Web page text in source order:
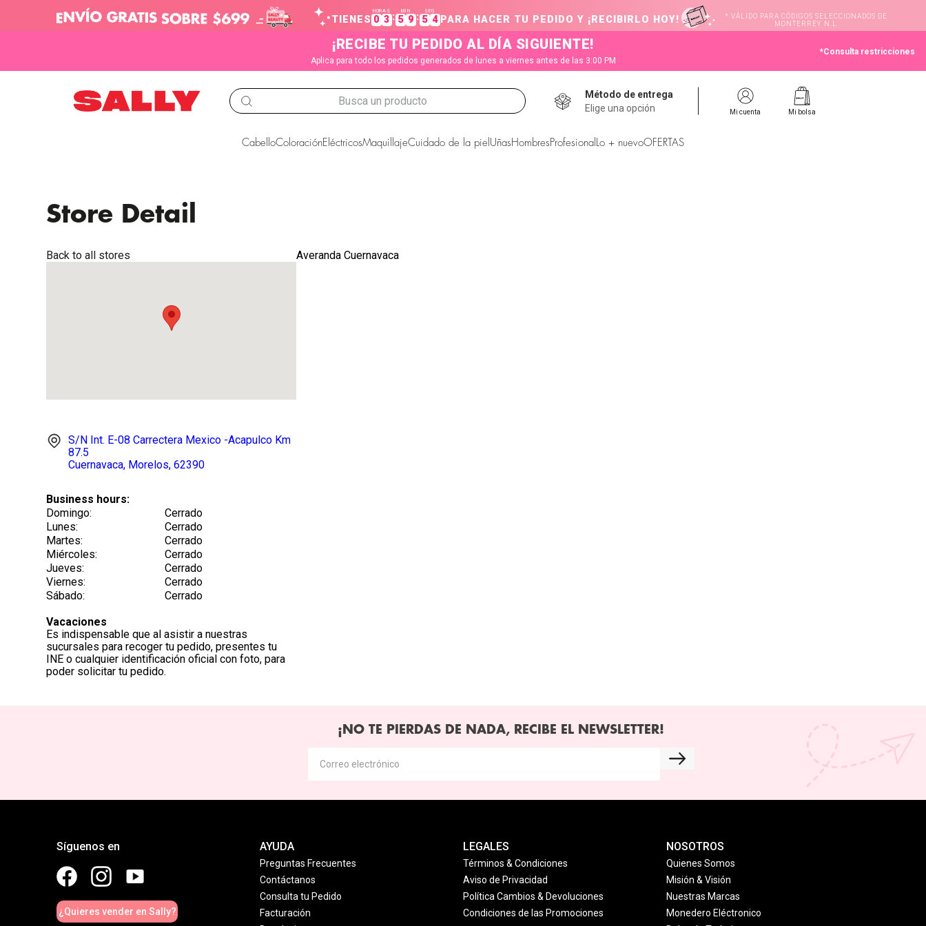
TIENES
HORAS
0 3 :
MIN
5 9 :
SEG
5 4PARA HACER TU PEDIDO Y ¡RECIBIRLO HOY!
* VÁLIDO PARA CÓDIGOS SELECCIONADOS DE
MONTERREY N.L
¡RECIBE TU PEDIDO AL DÍA SIGUIENTE!
Aplica para todo los pedidos generados de lunes a viernes antes de las 3:00 PM
*Consulta restricciones
Busca un producto
Método de entrega
Elige una opción
Mi cuenta Mi bolsa
CabelloColoraciónEléctricosMaquillajeCuidado de la piel Uñas Hombres Profesional Lo + nuevoOFERTAS
Store Detail
Back to all stores
S/N Int. E-08Carrectera Mexico -Acapulco Km
87.5
Cuernavaca, Morelos, 62390
Business hours:
Domingo:
Cerrado
Lunes:
Cerrado
Martes:
Cerrado
Miércoles:
Cerrado
Jueves:
Cerrado
Viernes:
Cerrado
Sábado:
Cerrado
Vacaciones
Es indispensable que al asistir a nuestras
sucursales para recoger tu pedido, presentes tu
INE o cualquier identificación oficial con foto, para
poder solicitar tu pedido.
Averanda Cuernavaca
¡NO TE PIERDAS DE NADA, RECIBE EL NEWSLETTER!
Síguenos en
¿Quieres vender en Sally?
AYUDA
Preguntas Frecuentes
Contáctanos
Consulta tu Pedido
Facturación
LEGALES
Términos & Condiciones
Aviso de Privacidad
Política Cambios & Devoluciones
Condiciones de las Promociones
NOSOTROS
Quienes Somos
Misión & Visión
Nuestras Marcas
Monedero Eléctronico
TÉRMINOS MÁS BUSCADOS